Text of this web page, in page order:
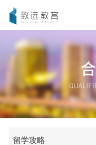
留学攻略